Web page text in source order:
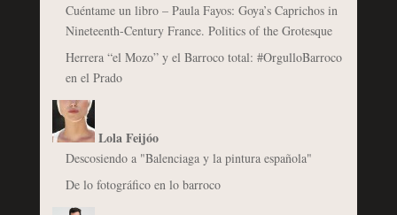
Cuéntame un libro – Paula Fayos: Goya’s Caprichos in
Nineteenth-Century France. Politics of the Grotesque
Herrera “el Mozo” y el Barroco total: #OrgulloBarroco
en el Prado
Lola Feijóo
Descosiendo a "Balenciaga y la pintura española"
De lo fotográfico en lo barroco